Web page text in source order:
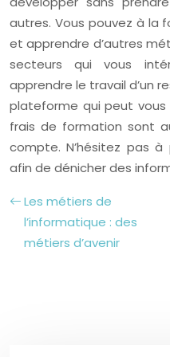
autres. Vous pouvez à la
et apprendre d’autres
secteurs qui vous
apprendre le travail d’un
plateforme qui peut vous
frais de formation sont
compte. N’hésitez pas à
afin de dénicher des
Les métiers de
l’informatique : des
métiers d’avenir